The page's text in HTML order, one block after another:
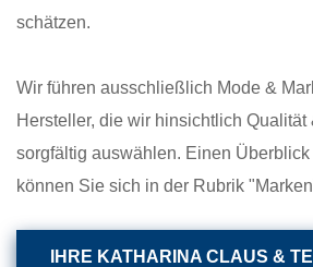
schätzen.
Wir führen ausschließlich Mode &
Hersteller, die wir hinsichtlich Qualität
sorgfältig auswählen. Einen
können Sie sich in der Rubrik
IHRE KATHARINA CLAUS &